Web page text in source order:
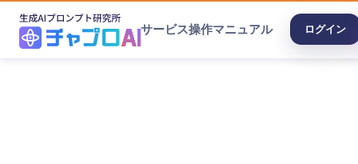
サービス操作マニュアル ログイン